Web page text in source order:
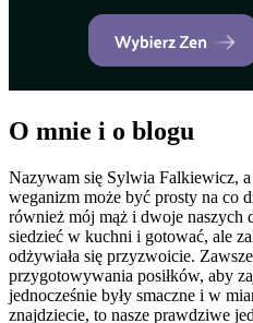
O mnie i o blogu
Nazywam się Sylwia Falkiewicz,
weganizm może być prosty na co
również mój mąż i dwoje naszych
siedzieć w kuchni i gotować, ale
odżywiała się przyzwoicie.
przygotowywania posiłków, aby
jednocześnie były smaczne i w
znajdziecie, to nasze prawdziwe